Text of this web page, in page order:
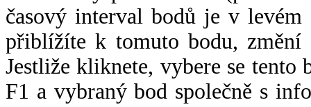
časový interval bodů je v
přiblížíte k tomuto bodu,
Jestliže kliknete, vybere se tento
F1 a vybraný bod společně s